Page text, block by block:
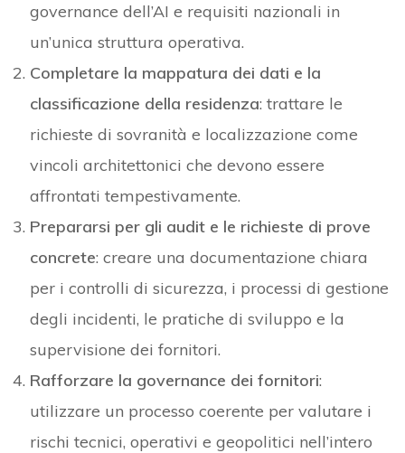
governance dell’AI e requisiti nazionali in
un’unica struttura operativa.
Completare la mappatura dei dati e la
classificazione della residenza: trattare le
richieste di sovranità e localizzazione come
vincoli architettonici che devono essere
affrontati tempestivamente.
Prepararsi per gli audit e le richieste di prove
concrete: creare una documentazione chiara
per i controlli di sicurezza, i processi di gestione
degli incidenti, le pratiche di sviluppo e la
supervisione dei fornitori.
Rafforzare la governance dei fornitori:
utilizzare un processo coerente per valutare i
rischi tecnici, operativi e geopolitici nell’intero